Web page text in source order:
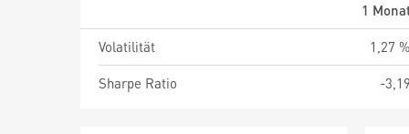
1
Volatilität
1,27
Sharpe Ratio
-